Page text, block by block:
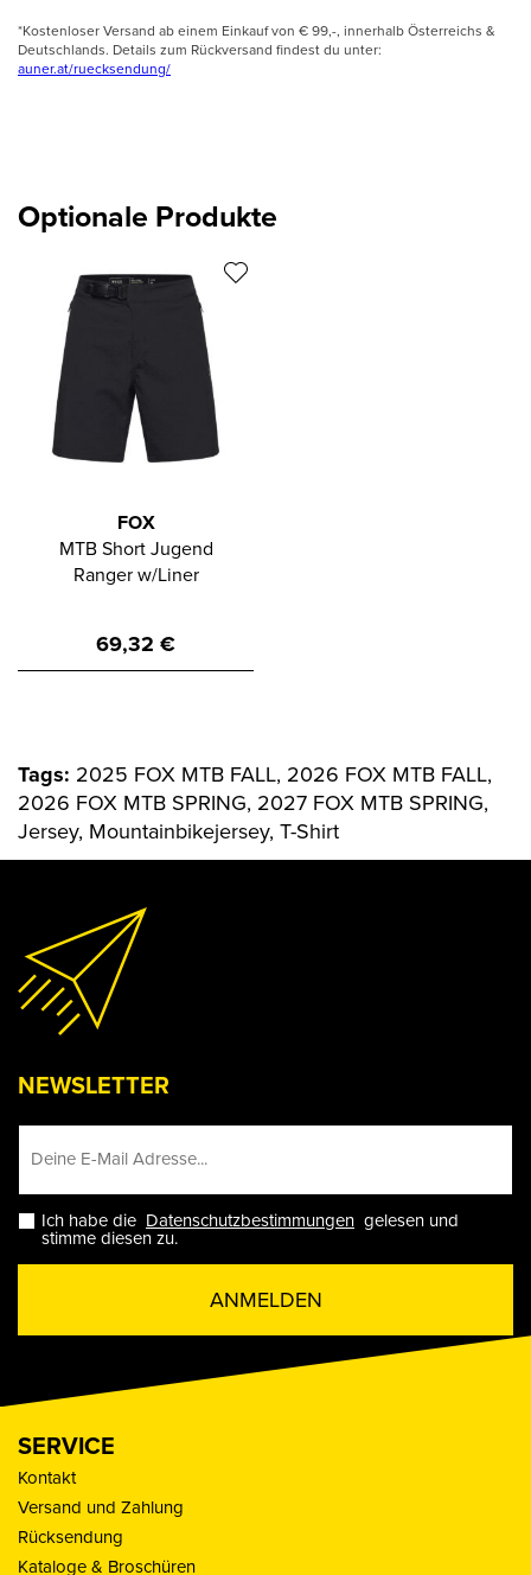
*Kostenloser Versand ab einem Einkauf von € 99,-, innerhalb Österreichs &
Deutschlands. Details zum Rückversand findest du unter:
auner.at/ruecksendung/
Optionale Produkte
FOX
MTB Short Jugend
Ranger w/Liner
69,32 €
Tags: 2025 FOX MTB FALL, 2026 FOX MTB FALL,
2026 FOX MTB SPRING, 2027 FOX MTB SPRING,
Jersey, Mountainbikejersey, T-Shirt
NEWSLETTER
Ich habe die Datenschutzbestimmungen gelesen und
stimme diesen zu.
ANMELDEN
SERVICE
Kontakt
Versand und Zahlung
Rücksendung
Kataloge & Broschüren